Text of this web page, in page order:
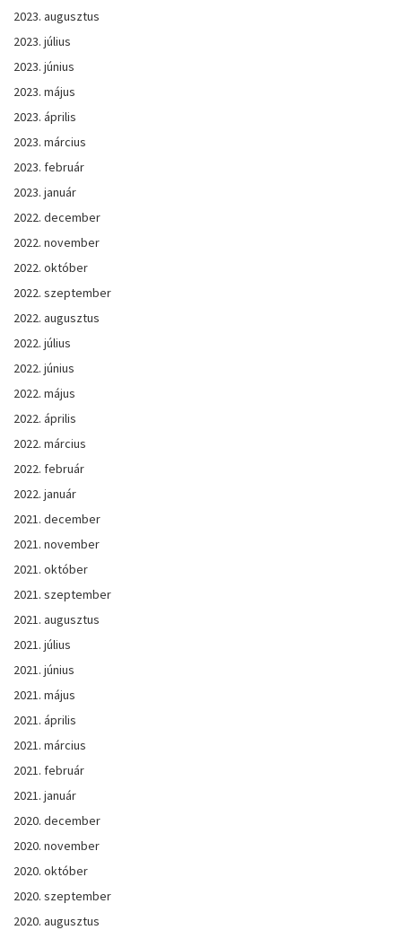
2023. augusztus
2023. július
2023. június
2023. május
2023. április
2023. március
2023. február
2023. január
2022. december
2022. november
2022. október
2022. szeptember
2022. augusztus
2022. július
2022. június
2022. május
2022. április
2022. március
2022. február
2022. január
2021. december
2021. november
2021. október
2021. szeptember
2021. augusztus
2021. július
2021. június
2021. május
2021. április
2021. március
2021. február
2021. január
2020. december
2020. november
2020. október
2020. szeptember
2020. augusztus